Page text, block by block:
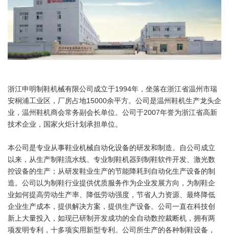
浙江申明制鞋机械有限公司成立于1994年，坐落在浙江省温州市瑞
安桐浦工业区，厂房占地15000余平方。公司是温州鞋机生产龙头企
业，温州鞋机商会常务副会长单位。公司于2007年誉为浙江省高新
技术企业，国家火炬计划承担单位。
本公司是专业从事鞋业机械自动化设备的研发和制造。自公司成立
以来，从生产制鞋流水线、专业制鞋机器到制鞋软件开发、激光数
控设备的生产；从研发鞋业生产的节能降耗到自动化生产设备的制
造。公司以为制鞋行业提供优质服务作为企业发展方向，为制鞋企
业如何提高劳动生产率、降低劳动强度，节省人力资源、最终降低
企业生产成本，提供解决方案，提供生产设备。公司一直在科技创
新上大量投入，如现已研制开发成功的全自动数控裁断机，拥有两
项发明专利，十多项实用新型专利。公司所生产的各种制鞋设备，